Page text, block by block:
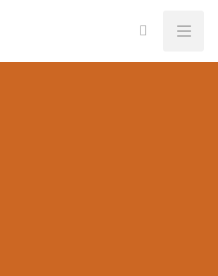
Menu